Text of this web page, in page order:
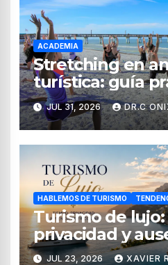
ACADEMIA
Stretching en
turística: guía
crear
bienestar en
JUL 31, 2026 DR.C
HABLEMOS DE TURISMO
Turismo de
privacidad y
fricciones
JUL 23, 2026 XAVIER